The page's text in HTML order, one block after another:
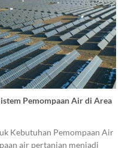
Pemompaan Air di Area
Kebutuhan Pemompaan Air
air pertanian menjadi